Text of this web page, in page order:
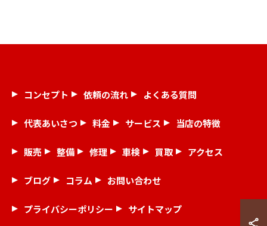
コンセプト 依頼の流れ よくある質問
代表あいさつ 料金 サービス 当店の特徴
販売 整備 修理 車検 買取 アクセス
ブログ コラム お問い合わせ
プライバシーポリシー サイトマップ